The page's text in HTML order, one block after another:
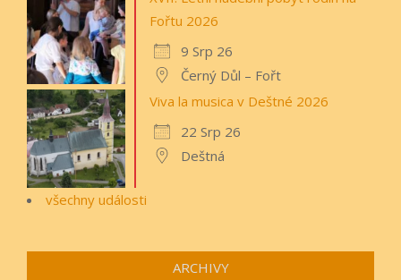
Fořtu 2026
9 Srp 26
Černý Důl – Fořt
Viva la musica v Deštné 2026
22 Srp 26
Deštná
všechny události
ARCHIVY